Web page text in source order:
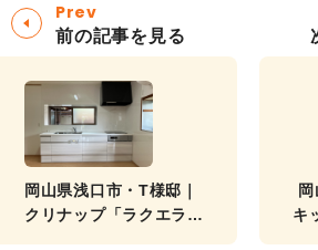
Prev
前の記事を見る
岡山県浅口市・T様邸｜
クリナップ「ラクエラ」
キ